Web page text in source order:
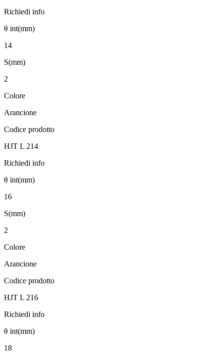
Richiedi info
θ int(mm)
14
S(mm)
2
Colore
Arancione
Codice prodotto
HJT L 214
Richiedi info
θ int(mm)
16
S(mm)
2
Colore
Arancione
Codice prodotto
HJT L 216
Richiedi info
θ int(mm)
18